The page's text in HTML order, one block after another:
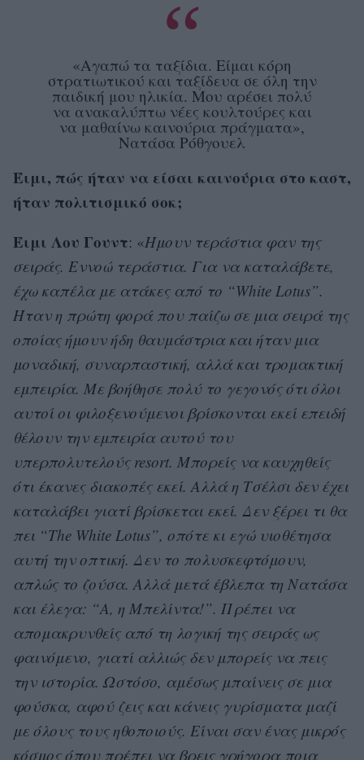
«Αγαπώ τα ταξίδια. Είμαι κόρη
στρατιωτικού και ταξίδευα σε όλη την
παιδική μου ηλικία. Μου αρέσει πολύ
να ανακαλύπτω νέες κουλτούρες και
να μαθαίνω καινούρια πράγματα»,
Νατάσα Ρόθγουελ
Έιμι, πώς ήταν να είσαι καινούρια στο καστ,
ήταν πολιτισμικό σοκ;
Έιμι Λου Γουντ: «Ήμουν τεράστια φαν της
σειράς. Εννοώ τεράστια. Για να καταλάβετε,
έχω καπέλα με ατάκες από το “White Lotus”.
Ήταν η πρώτη φορά που παίζω σε μια σειρά της
οποίας ήμουν ήδη θαυμάστρια και ήταν μια
μοναδική, συναρπαστική, αλλά και τρομακτική
εμπειρία. Με βοήθησε πολύ το γεγονός ότι όλοι
αυτοί οι φιλοξενούμενοι βρίσκονται εκεί επειδή
θέλουν την εμπειρία αυτού του
υπερπολυτελούς resort. Μπορείς να καυχηθείς
ότι έκανες διακοπές εκεί. Αλλά η Τσέλσι δεν έχει
καταλάβει γιατί βρίσκεται εκεί. Δεν ξέρει τι θα
πει “The White Lotus”, οπότε κι εγώ υιοθέτησα
αυτή την οπτική. Δεν το πολυσκεφτόμουν,
απλώς το ζούσα. Αλλά μετά έβλεπα τη Νατάσα
και έλεγα: “Α, η Μπελίντα!”. Πρέπει να
απομακρυνθείς από τη λογική της σειράς ως
φαινόμενο, γιατί αλλιώς δεν μπορείς να πεις
την ιστορία. Ωστόσο, αμέσως μπαίνεις σε μια
φούσκα, αφού ζεις και κάνεις γυρίσματα μαζί
με όλους τους ηθοποιούς. Είναι σαν ένας μικρός
κόσμος όπου πρέπει να βρεις γρήγορα ποια